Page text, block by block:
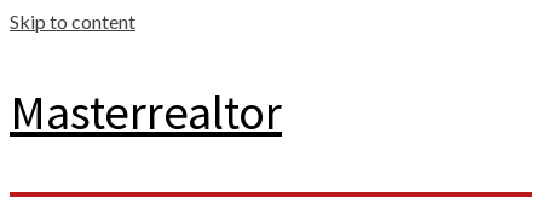
Skip to content
Masterrealtor